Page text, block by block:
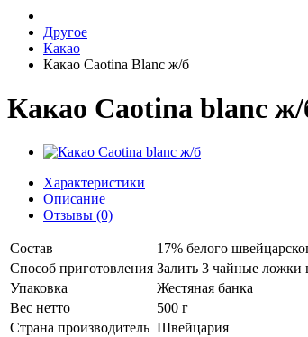
Другое
Какао
Какао Caotina Blanc ж/б
Какао Caotina blanc ж/
Характеристики
Описание
Отзывы (0)
Состав
17% белого
Способ приготовления Залить 3 чайные ложки
Упаковка
Жестяная банка
Вес нетто
500 г
Страна производитель Швейцария